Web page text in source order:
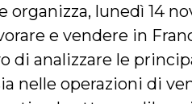
organizza, lunedì 14
e vendere in
di analizzare le
nelle operazioni di